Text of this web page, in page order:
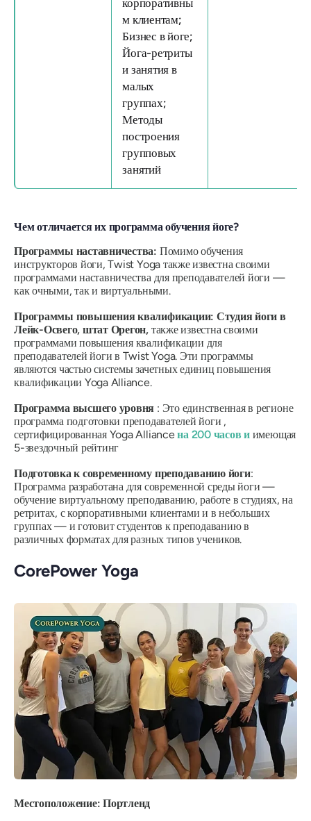
м клиентам;
Бизнес в йоге;
Йога-ретриты
и занятия в
малых
группах;
Методы
построения
групповых
занятий
Чем отличается их программа обучения йоге?
Программы наставничества: Помимо обучения
инструкторов йоги, Twist Yoga также известна своими
программами наставничества для преподавателей йоги —
как очными, так и виртуальными.
Программы повышения квалификации: Студия йоги в
Лейк-Освего, штат Орегон, также известна своими
программами повышения квалификации для
преподавателей йоги в Twist Yoga. Эти программы
являются частью системы зачетных единиц повышения
квалификации Yoga Alliance.
Программа высшего уровня : Это единственная в регионе
программа подготовки преподавателей йоги ,
сертифицированная Yoga Allianceна 200 часов и имеющая
5-звездочный рейтинг
Подготовка к современному преподаванию йоги:
Программа разработана для современной среды йоги —
обучение виртуальному преподаванию, работе в студиях, на
ретритах, с корпоративными клиентами и в небольших
группах — и готовит студентов к преподаванию в
различных форматах для разных типов учеников.
CorePower Yoga
Местоположение: Портленд